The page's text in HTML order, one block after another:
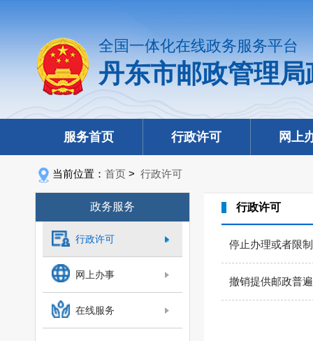
全国一体化在线政务服务平台
丹东市邮政管理
服务首页 行政许可 网上
当前位置： 首页 > 行政许可
政务服务
行政许可
网上办事
在线服务
行政许可
停止办理或者限
撤销提供邮政普